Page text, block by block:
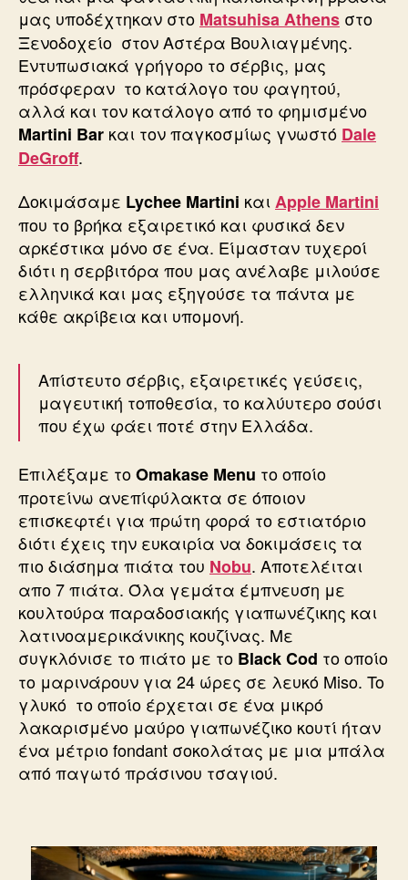
μας υποδέχτηκαν στο Matsuhisa Athens στο
Ξενοδοχείο στον Αστέρα Βουλιαγμένης.
Εντυπωσιακά γρήγορο το σέρβις, μας
πρόσφεραν το κατάλογο του φαγητού,
αλλά και τον κατάλογο από το φημισμένο
Martini Bar και τον παγκοσμίως γνωστό Dale
DeGroff.
Δοκιμάσαμε Lychee Martini καιApple Martini
που το βρήκα εξαιρετικό και φυσικά δεν
αρκέστικα μόνο σε ένα. Είμασταν τυχεροί
διότι η σερβιτόρα που μας ανέλαβε μιλούσε
ελληνικά και μας εξηγούσε τα πάντα με
κάθε ακρίβεια και υπομονή.
Απίστευτο σέρβις, εξαιρετικές γεύσεις,
μαγευτική τοποθεσία, το καλύυτερο σούσι
που έχω φάει ποτέ στην Ελλάδα.
Επιλέξαμε τοOmakase Menu το οποίο
προτείνω ανεπίφύλακτα σε όποιον
επισκεφτέι για πρώτη φορά το εστιατόριο
διότι έχεις την ευκαιρία να δοκιμάσεις τα
πιο διάσημα πιάτα του Nobu. Αποτελέιται
απο 7 πιάτα. Όλα γεμάτα έμπνευση με
κουλτούρα παραδοσιακής γιαπωνέζικης και
λατινοαμερικάνικης κουζίνας. Με
συγκλόνισε το πιάτο με το Black Cod το οποίο
το μαρινάρουν για 24 ώρες σε λευκό Miso. To
γλυκό το οποίο έρχεται σε ένα μικρό
λακαρισμένο μαύρο γιαπωνέζικο κουτί ήταν
ένα μέτριο fondant σοκολάτας με μια μπάλα
από παγωτό πράσινου τσαγιού.